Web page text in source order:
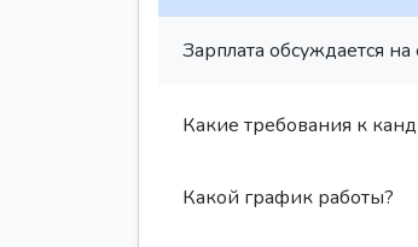
Зарплата обсуждается
Какие требования к
Какой график работы?